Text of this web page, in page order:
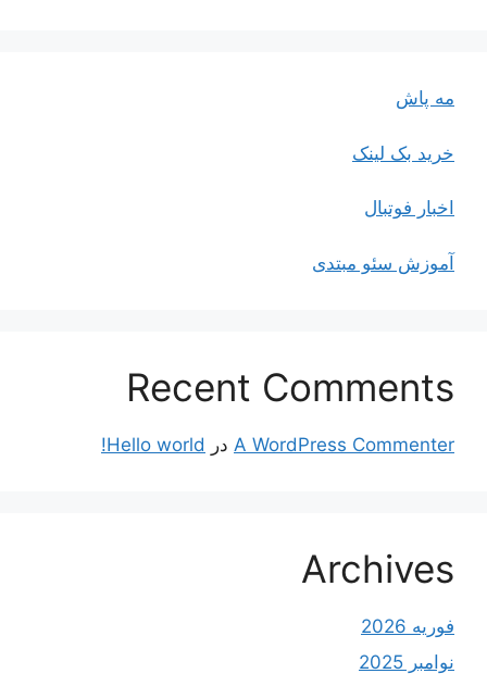
مه پاش
خرید بک لینک
اخبار فوتبال
آموزش سئو مبتدی
Recent Comments
A WordPress Commenter در Hello world!
Archives
فوریه 2026
نوامبر 2025